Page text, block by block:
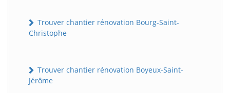
Trouver chantier rénovation Bourg-Saint-
Christophe
Trouver chantier rénovation Boyeux-Saint-
Jérôme